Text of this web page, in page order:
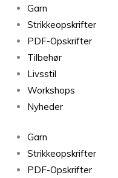
Garn
Strikkeopskrifter
PDF-Opskrifter
Tilbehør
Livsstil
Workshops
Nyheder
Garn
Strikkeopskrifter
PDF-Opskrifter
Mohair
antal